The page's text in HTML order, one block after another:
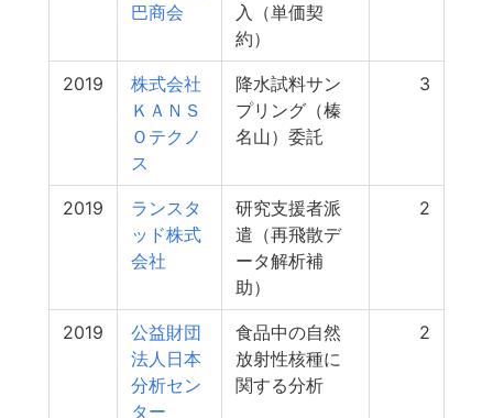
巴商会
入（単価契
約）
2019
株式会社
ＫＡＮＳ
Ｏテクノ
ス
降水試料サン
プリング（榛
名山）委託
3
2019
ランスタ
ッド株式
会社
研究支援者派
遣（再飛散デ
ータ解析補
助）
2
2019
公益財団
法人日本
分析セン
ター
食品中の自然
放射性核種に
関する分析
2